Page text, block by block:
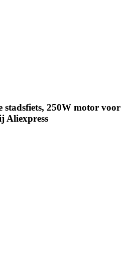
stadsfiets, 250W motor voor
Aliexpress